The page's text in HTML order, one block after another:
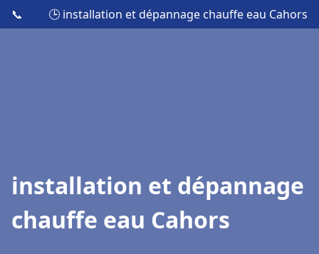
📞 🕒 installation et dépannage chauffe eau Cahors
installation et dépannage
chauffe eau Cahors